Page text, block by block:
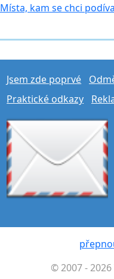
Místa, kam se chci
Jsem zde poprvé
Praktické odkazy
© 2007 - 2026